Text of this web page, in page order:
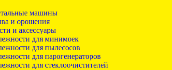
машины
и орошения
и аксессуары
для минимоек
для пылесосов
для парогенераторов
для стеклоочистителей